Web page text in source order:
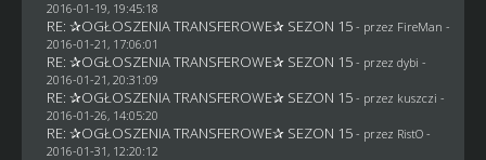
2016-01-19, 19:45:18
RE: ✰OGŁOSZENIA TRANSFEROWE✰ SEZON 15 - przez FireMan -
2016-01-21, 17:06:01
RE: ✰OGŁOSZENIA TRANSFEROWE✰ SEZON 15 - przez dybi -
2016-01-21, 20:31:09
RE: ✰OGŁOSZENIA TRANSFEROWE✰ SEZON 15 - przez kuszczi -
2016-01-26, 14:05:20
RE: ✰OGŁOSZENIA TRANSFEROWE✰ SEZON 15 - przez RistO-
2016-01-31, 12:20:12